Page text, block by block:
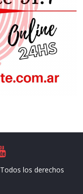
los derechos